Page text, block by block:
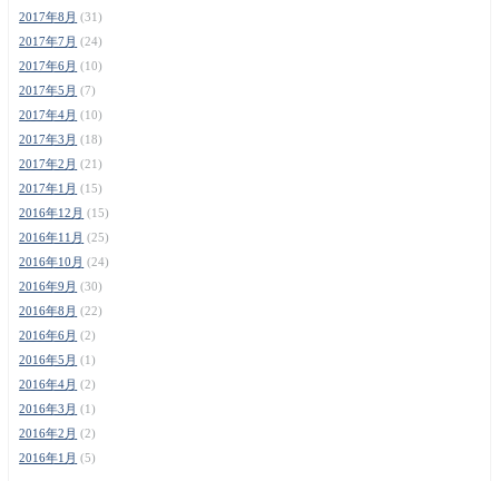
2017年8月 (31)
2017年7月 (24)
2017年6月 (10)
2017年5月 (7)
2017年4月 (10)
2017年3月 (18)
2017年2月 (21)
2017年1月 (15)
2016年12月 (15)
2016年11月 (25)
2016年10月 (24)
2016年9月 (30)
2016年8月 (22)
2016年6月 (2)
2016年5月 (1)
2016年4月 (2)
2016年3月 (1)
2016年2月 (2)
2016年1月 (5)